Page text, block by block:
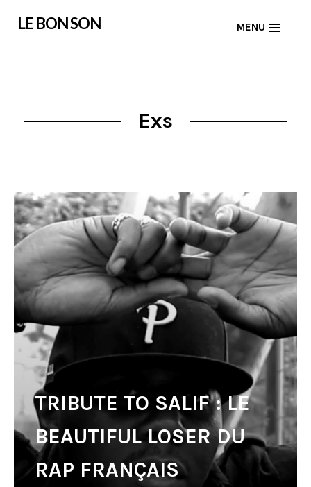
LE BON SON MENU
Exs
TRIBUTE TO SALIF : LE
BEAUTIFUL LOSER DU
RAP FRANÇAIS